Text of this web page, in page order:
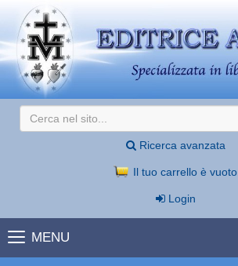
Ricerca avanzata
Il tuo carrello è vuoto
Login
MENU